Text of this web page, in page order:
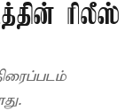
ரிலீஸ்